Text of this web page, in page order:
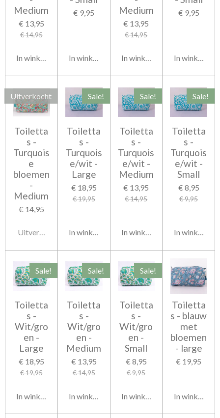
Medium
€ 13,95
€ 14,95
In winkelwagen
€ 9,95
In winkelwagen
Medium
€ 13,95
€ 14,95
In winkelwagen
€ 9,95
In
Uitverkocht
Toiletta
s -
Turquois
e
bloemen
-
Medium
€ 14,95
Uitverkocht
Sale!
Toiletta
s -
Turquois
e/wit -
Large
€ 18,95
€ 19,95
In winkelwagen
Sale!
Toiletta
s -
Turquois
e/wit -
Medium
€ 13,95
€ 14,95
In winkelwagen
Sale!
Toiletta
s -
Turquois
e/wit -
Small
€ 8,95
€ 9,95
In
Sale!
Toiletta
s -
Wit/gro
en -
Large
€ 18,95
€ 19,95
In winkelwagen
Sale!
Toiletta
s -
Wit/gro
en -
Medium
€ 13,95
€ 14,95
In winkelwagen
Sale!
Toiletta
s -
Wit/gro
en -
Small
€ 8,95
€ 9,95
In winkelwagen
Toiletta
s - blauw
met
bloemen
- large
€ 19,95
In